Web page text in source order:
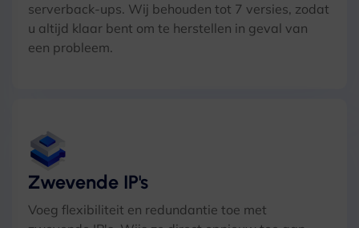
serverback-ups. Wij behouden tot 7 versies, zodat
u altijd klaar bent om te herstellen in geval van
een probleem.
Zwevende IP's
Voeg flexibiliteit en redundantie toe met